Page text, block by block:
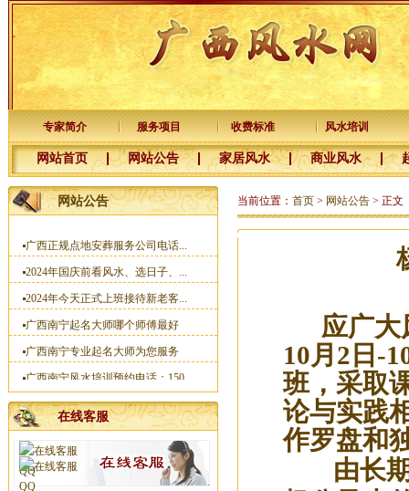
专家简介 服务项目 收费标准 风水培训
网站首页 网站公告 家居风水 商业风水
网站公告
新年快乐，感谢新老客户十五年...
河池徐老板您交的预约点墓地定...
杨公风水培训班国庆节开班了
2025年元月1日前交定金看风水的...
广西杨公三元风水培训大师
一分预防大于十分治疗
梧州李福主宝宝名字已取好
广西南宁宝宝起名哪里找靠谱的...
2024年国庆前看风水、选日子、...
2024年今天正式上班接待新老客...
广西南宁起名大师哪个师傅最好
广西南宁专业起名大师为您服务
广西南宁风水培训预约电话：150...
杨易达大师2023年清明节前看风...
邀请函
公司开工吉日已发
在线客服
当前位置： 首页 > 网站公告 > 正文
应广大
10月2日-
班，采取
论与实践
作罗盘和
由长